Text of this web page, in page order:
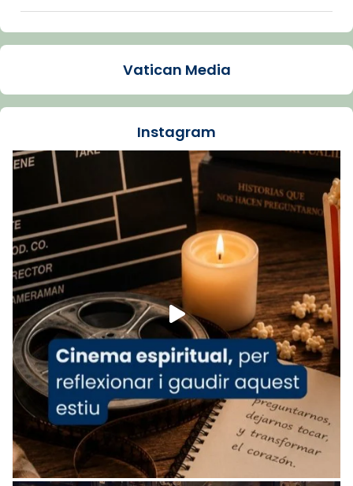
Arquebisbat de Barcelona
La Carmina va patir depressió. Fa gairebé
dos mesos, a l'Estadi Lluís Companys, la
Recupera l'entrevista comp
Vatican
tican News 👇
www.vaticannews.va/es/iglesia/news/2026-
07/carmina-historia-depresion-papa-viaje-
espana-testimoni...
Foto
View on Facebook · Share
Arquebisbat de Barcelona
1 week ago
«Avui les santes Juliana i Semproniana ens
ajuden a alçar la mirada»
Mons. Sergi Gordo, bisbe de Tortosa, ha
presidit aquest 27 de juliol la missa de Les
Santes de Mataró.
Vatican Media
Instagram